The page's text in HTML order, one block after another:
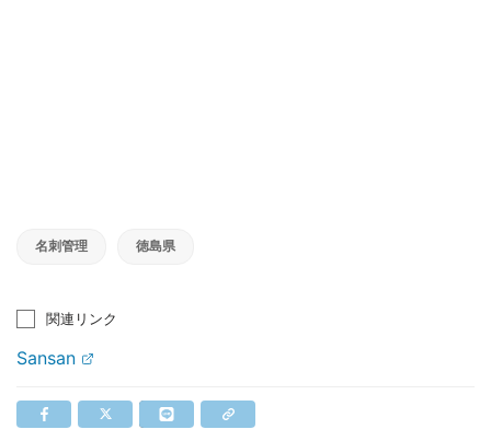
名刺管理 徳島県
関連リンク
Sansan